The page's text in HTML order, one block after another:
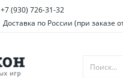
+7 (930) 726-31-32
Доставка по России (при заказе